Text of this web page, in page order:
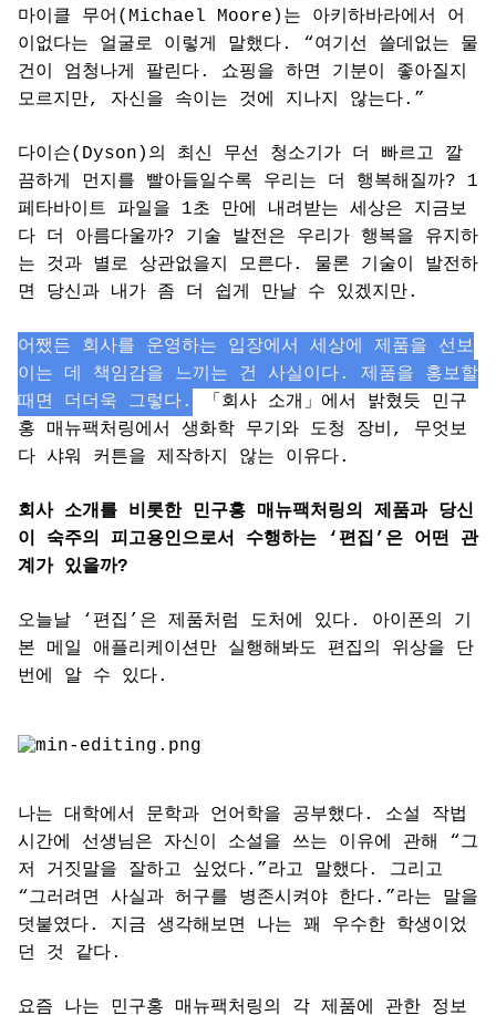
마이클 무어(Michael Moore)는 아키하바라에서 어
이없다는 얼굴로 이렇게 말했다. “여기선 쓸데없는 물
건이 엄청나게 팔린다. 쇼핑을 하면 기분이 좋아질지
모르지만, 자신을 속이는 것에 지나지 않는다.”
다이슨(Dyson)의 최신 무선 청소기가 더 빠르고 깔
끔하게 먼지를 빨아들일수록 우리는 더 행복해질까? 1
페타바이트 파일을 1초 만에 내려받는 세상은 지금보
다 더 아름다울까? 기술 발전은 우리가 행복을 유지하
는 것과 별로 상관없을지 모른다. 물론 기술이 발전하
면 당신과 내가 좀 더 쉽게 만날 수 있겠지만.
어쨌든 회사를 운영하는 입장에서 세상에 제품을 선보
이는 데 책임감을 느끼는 건 사실이다. 제품을 홍보할
때면 더더욱 그렇다.
「회사 소개」에서 밝혔듯 민구
홍 매뉴팩처링에서 생화학 무기와 도청 장비, 무엇보
다 샤워 커튼을 제작하지 않는 이유다.
회사 소개를 비롯한 민구홍 매뉴팩처링의 제품과 당신
이 숙주의 피고용인으로서 수행하는 ‘편집’은 어떤 관
계가 있을까?
오늘날 ‘편집’은 제품처럼 도처에 있다. 아이폰의 기
본 메일 애플리케이션만 실행해봐도 편집의 위상을 단
번에 알 수 있다.
나는 대학에서 문학과 언어학을 공부했다. 소설 작법
시간에 선생님은 자신이 소설을 쓰는 이유에 관해 “그
저 거짓말을 잘하고 싶었다.”라고 말했다. 그리고
“그러려면 사실과 허구를 병존시켜야 한다.”라는 말을
덧붙였다. 지금 생각해보면 나는 꽤 우수한 학생이었
던 것 같다.
요즘 나는 민구홍 매뉴팩처링의 각 제품에 관한 정보